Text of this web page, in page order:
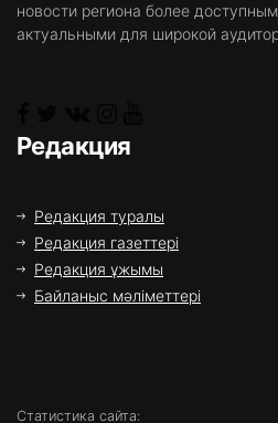
новости региона более
актуальными для широкой
Редакция
Редакция туралы
Редакция газеттері
Редакция ұжымы
Байланыс мәліметтері
Статистика сайта: